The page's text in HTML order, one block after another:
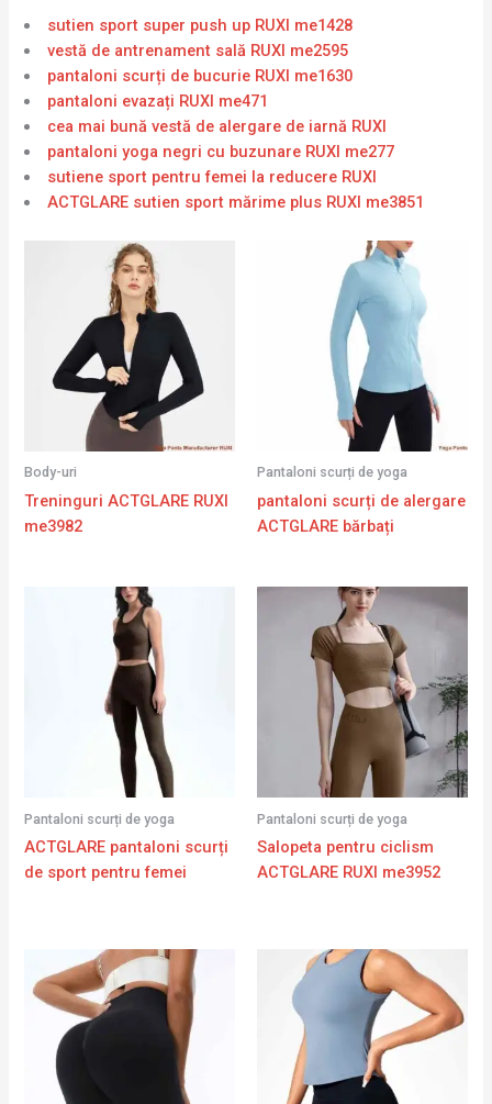
sutien sport super push up RUXI me1428
vestă de antrenament sală RUXI me2595
pantaloni scurți de bucurie RUXI me1630
pantaloni evazați RUXI me471
cea mai bună vestă de alergare de iarnă RUXI
pantaloni yoga negri cu buzunare RUXI me277
sutiene sport pentru femei la reducere RUXI
ACTGLARE sutien sport mărime plus RUXI me3851
Body-uri
Treninguri ACTGLARE RUXI
me3982
Pantaloni scurți de yoga
pantaloni scurți de alergare
ACTGLARE bărbați
Pantaloni scurți de yoga
ACTGLARE pantaloni scurți
de sport pentru femei
Pantaloni scurți de yoga
Salopeta pentru ciclism
ACTGLARE RUXI me3952